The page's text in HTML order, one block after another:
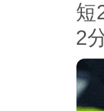
短
2